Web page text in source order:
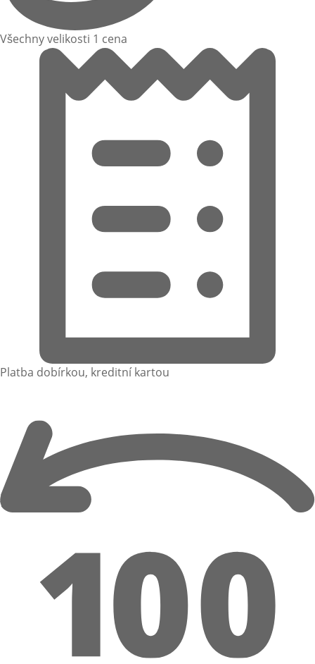
Všechny velikosti 1 cena
Platba dobírkou, kreditní kartou